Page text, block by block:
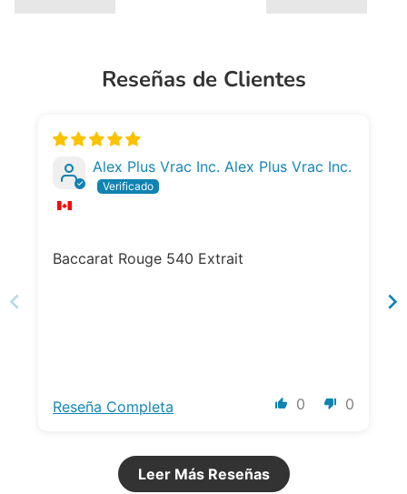
Reseñas de Clientes
Alex Plus Vrac Inc. Alex Plus Vrac Inc.
Baccarat Rouge 540 Extrait
0 0
Reseña Completa
Leer Más Reseñas